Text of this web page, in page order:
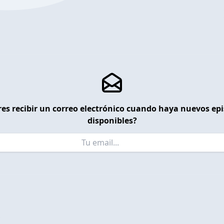
recibir un correo electrónico cuando haya nuevos
disponibles?